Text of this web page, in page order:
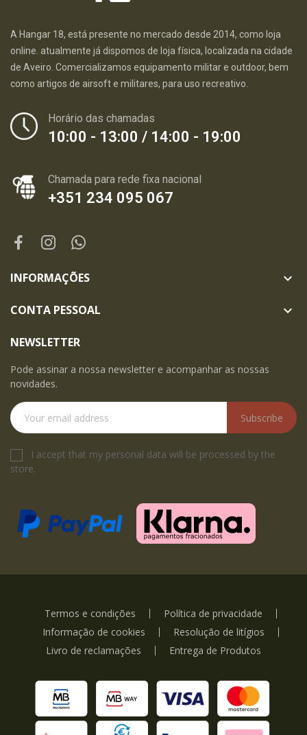
A Hangar 18, está presente no mercado desde 2014, como loja
online. atualmente já dispomos de loja física, localizada na cidade
de Aveiro. Comercializamos equipamento militar e outdoor, bem
como artigos de airsoft e militares, para uso recreativo.
Horário das chamadas
10:00 - 13:00 / 14:00 - 19:00
Chamada para rede fixa nacional
+351 234 095 067
INFORMAÇÕES 
CONTA PESSOAL 
NEWSLETTER
Pode assinar a nossa newsletter e acompanhar as nossas
novidades.
Subscribe
I accept that my personal data will be processed by the
store.
Termos e condições
Política de privacidade
Informação de cookies
Resolução de litígios
Livro de reclamações
Entrega de Produtos